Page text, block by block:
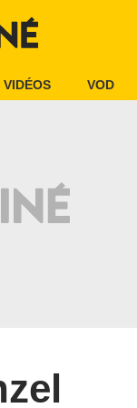
VIDÉOS VOD